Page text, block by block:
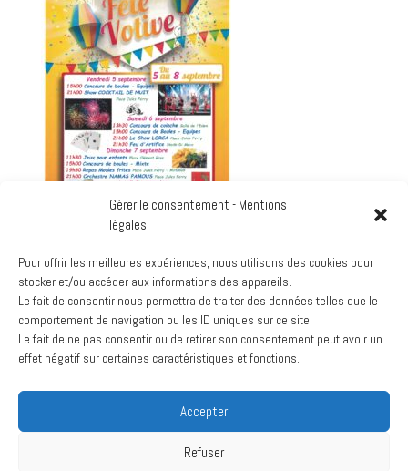
Gérer le consentement - Mentions
légales
Pour offrir les meilleures expériences, nous utilisons des cookies pour
stocker et/ou accéder aux informations des appareils.
Le fait de consentir nous permettra de traiter des données telles que le
comportement de navigation ou les ID uniques sur ce site.
Le fait de ne pas consentir ou de retirer son consentement peut avoir un
effet négatif sur certaines caractéristiques et fonctions.
Accepter
Refuser
Dans le village
View Location
Google
Voir le calendrier complet
Archives